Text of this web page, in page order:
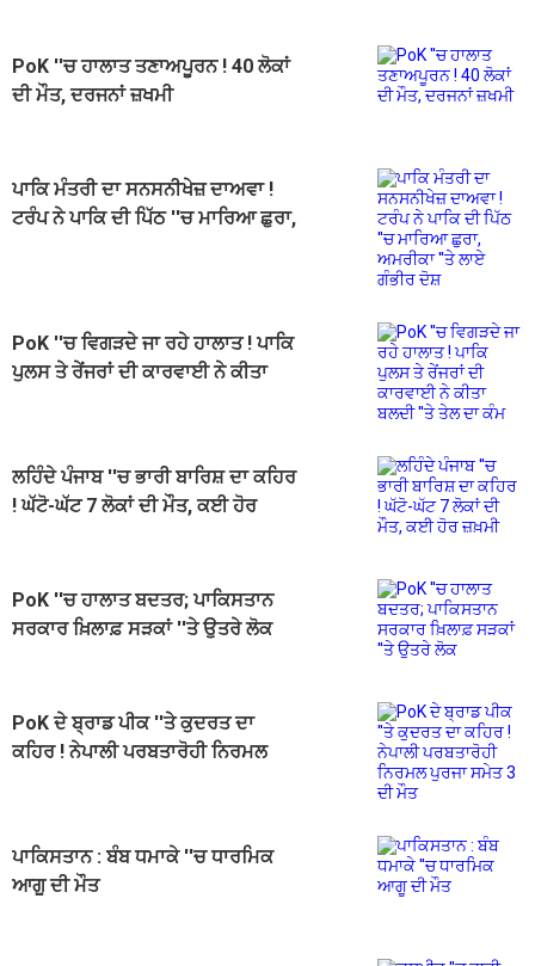
PoK ''ਚ ਹਾਲਾਤ ਤਣਾਅਪੂਰਨ ! 40 ਲੋਕਾਂ
ਦੀ ਮੌਤ, ਦਰਜਨਾਂ ਜ਼ਖਮੀ
ਪਾਕਿ ਮੰਤਰੀ ਦਾ ਸਨਸਨੀਖੇਜ਼ ਦਾਅਵਾ !
ਟਰੰਪ ਨੇ ਪਾਕਿ ਦੀ ਪਿੱਠ ''ਚ ਮਾਰਿਆ ਛੁਰਾ,
PoK ''ਚ ਵਿਗੜਦੇ ਜਾ ਰਹੇ ਹਾਲਾਤ ! ਪਾਕਿ
ਪੁਲਸ ਤੇ ਰੇਂਜਰਾਂ ਦੀ ਕਾਰਵਾਈ ਨੇ ਕੀਤਾ
ਲਹਿੰਦੇ ਪੰਜਾਬ ''ਚ ਭਾਰੀ ਬਾਰਿਸ਼ ਦਾ ਕਹਿਰ
! ਘੱਟੋ-ਘੱਟ 7 ਲੋਕਾਂ ਦੀ ਮੌਤ, ਕਈ ਹੋਰ
PoK ''ਚ ਹਾਲਾਤ ਬਦਤਰ; ਪਾਕਿਸਤਾਨ
ਸਰਕਾਰ ਖ਼ਿਲਾਫ਼ ਸੜਕਾਂ ''ਤੇ ਉਤਰੇ ਲੋਕ
PoK ਦੇ ਬ੍ਰਾਡ ਪੀਕ ''ਤੇ ਕੁਦਰਤ ਦਾ
ਕਹਿਰ ! ਨੇਪਾਲੀ ਪਰਬਤਾਰੋਹੀ ਨਿਰਮਲ
ਪਾਕਿਸਤਾਨ : ਬੰਬ ਧਮਾਕੇ ''ਚ ਧਾਰਮਿਕ
ਆਗੂ ਦੀ ਮੌਤ